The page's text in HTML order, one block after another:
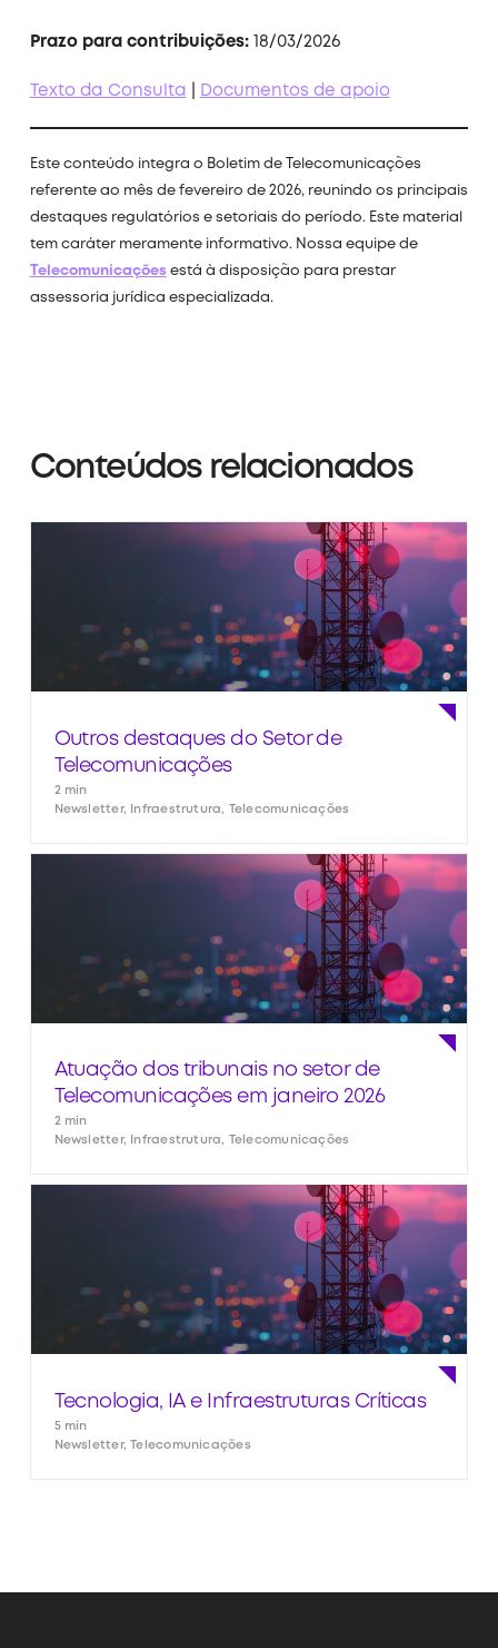
Prazo para contribuições:18/03/2026
Texto da Consulta Documentos de apoio
Este conteúdo integra o Boletim de Telecomunicações
referente ao mês de fevereiro de 2026, reunindo os principais
destaques regulatórios e setoriais do período. Este material
tem caráter meramente informativo. Nossa equipe de
Telecomunicaçõesestá à disposição para prestar
assessoria jurídica especializada.
Conteúdos relacionados
Outros destaques do Setor de
Telecomunicações
2 min
Newsletter, Infraestrutura, Telecomunicações
Atuação dos tribunais no setor de
Telecomunicações em janeiro 2026
2 min
Newsletter, Infraestrutura, Telecomunicações
Tecnologia, IA e Infraestruturas Críticas
5 min
Newsletter, Telecomunicações